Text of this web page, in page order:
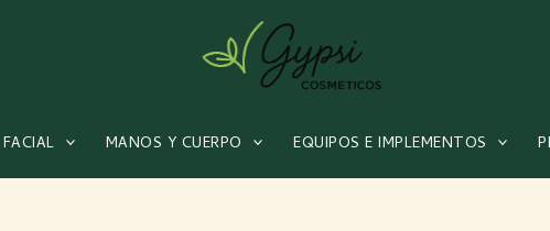
FACIAL MANOS Y CUERPO EQUIPOS E IMPLEMENTOS